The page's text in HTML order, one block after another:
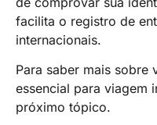
facilita o registro de
internacionais.
Para saber mais sobre
essencial para viagem
próximo tópico.